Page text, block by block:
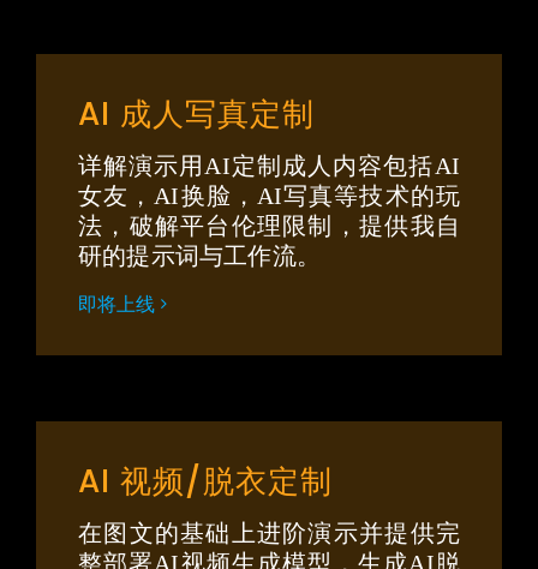
AI 成人写真定制
详解演示用AI定制成人内容包括AI
女友，AI换脸，AI写真等技术的玩
法，破解平台伦理限制，提供我自
研的提示词与工作流。
即将上线
AI 视频/脱衣定制
在图文的基础上进阶演示并提供完
整部署AI视频生成模型，生成AI脱